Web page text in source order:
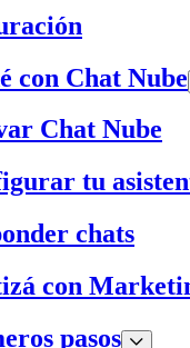
con Chat Nube
Chat Nube
tu
chats
con
pasos